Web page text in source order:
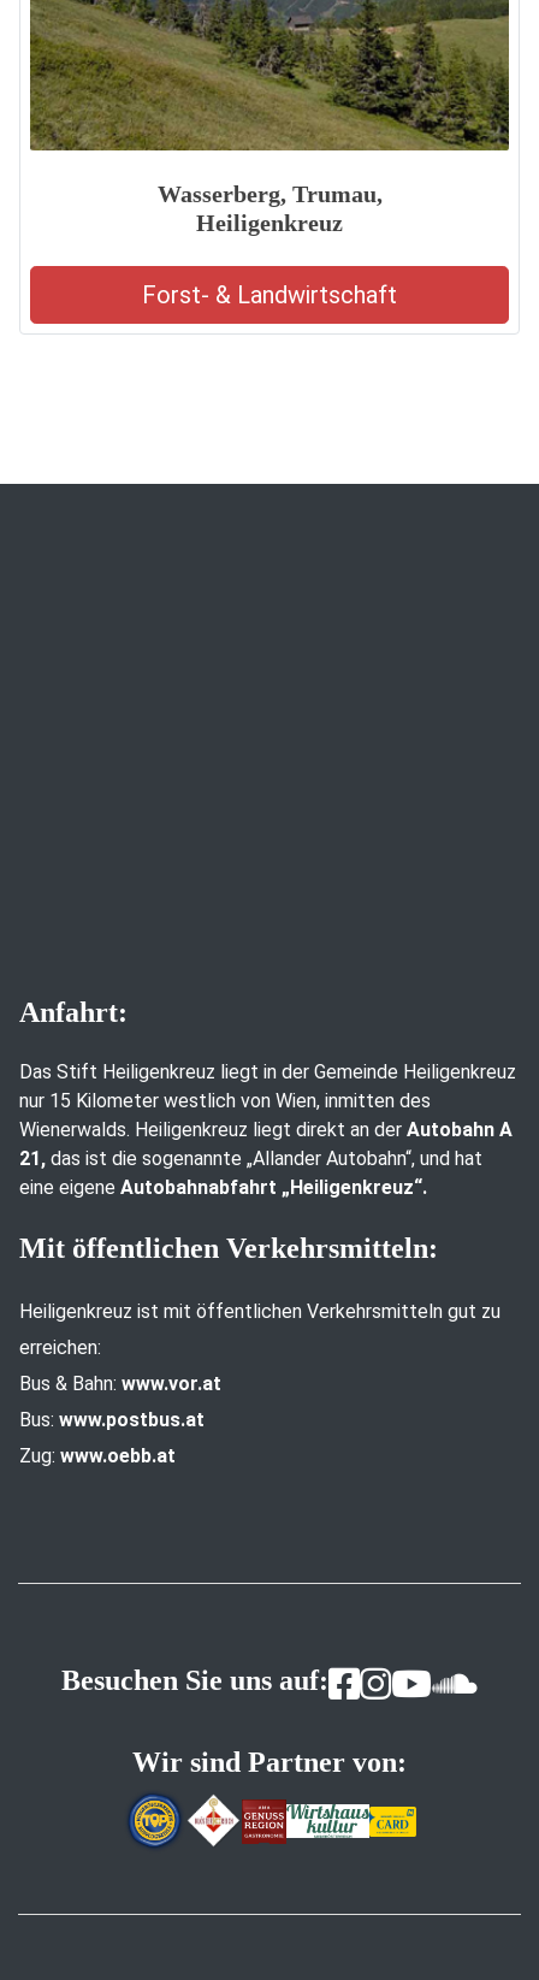
Wasserberg, Trumau,
Heiligenkreuz
Forst- & Landwirtschaft
Anfahrt:
Das Stift Heiligenkreuz liegt in der Gemeinde Heiligenkreuz
nur 15 Kilometer westlich von Wien, inmitten des
Wienerwalds. Heiligenkreuz liegt direkt an der Autobahn A
21, das ist die sogenannte „Allander Autobahn“, und hat
eine eigene Autobahnabfahrt „Heiligenkreuz“.
Mit öffentlichen Verkehrsmitteln:
Heiligenkreuz ist mit öffentlichen Verkehrsmitteln gut zu
erreichen:
Bus & Bahn: www.vor.at
Bus: www.postbus.at
Zug: www.oebb.at
Besuchen Sie uns auf:
Wir sind Partner von: